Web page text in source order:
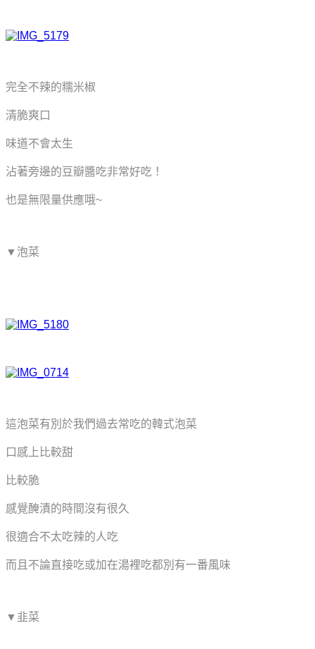
完全不辣的糯米椒
清脆爽口
味道不會太生
沾著旁邊的豆瓣醬吃非常好吃！
也是無限量供應哦~
▼泡菜
這泡菜有別於我們過去常吃的韓式泡菜
口感上比較甜
比較脆
感覺醃漬的時間沒有很久
很適合不太吃辣的人吃
而且不論直接吃或加在湯裡吃都別有一番風味
▼韭菜